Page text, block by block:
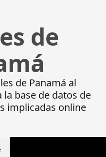
de
de Panamá al
base de datos de
implicadas online